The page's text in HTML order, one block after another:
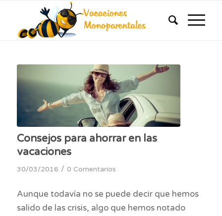
Consejos para ahorrar en las
vacaciones
30/03/2016 / 0 Comentarios
Aunque todavía no se puede decir que hemos
salido de las crisis, algo que hemos notado